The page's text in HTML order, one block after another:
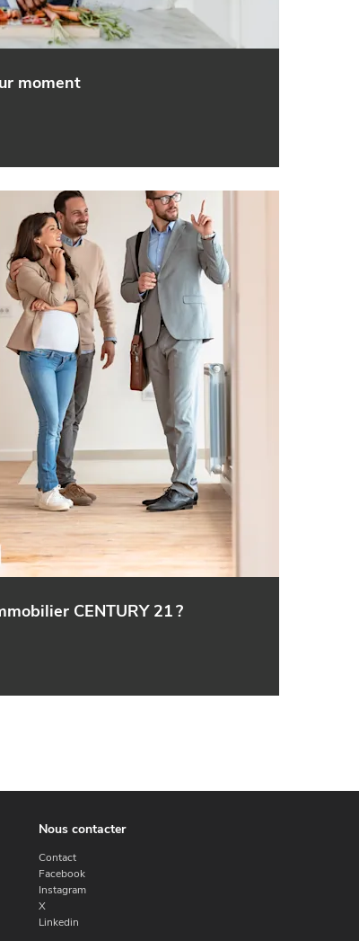
moment
CENTURY 21 ?
Nous contacter
Contact
Facebook
Instagram
X
Linkedin